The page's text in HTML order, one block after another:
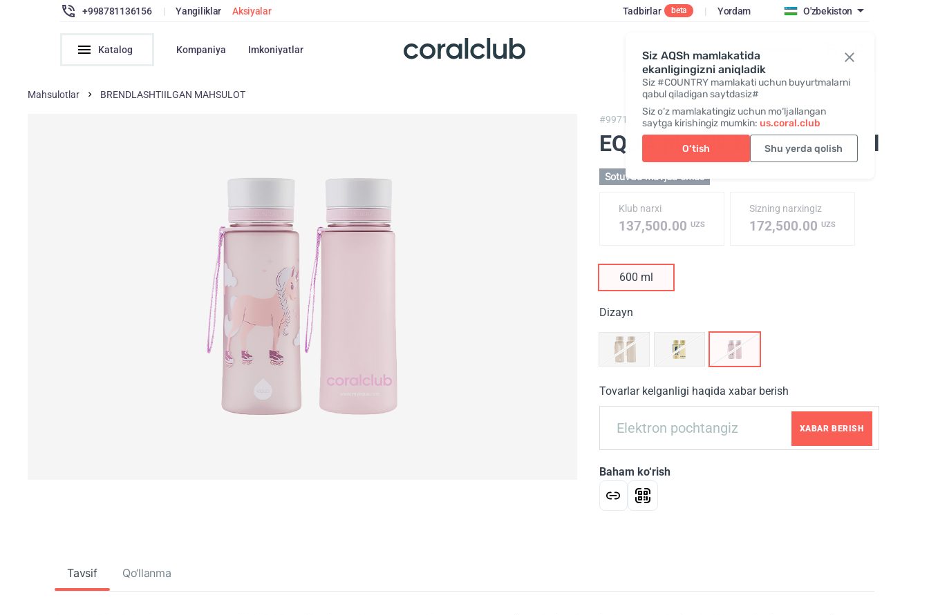
Siz AQSh mamlakatida
ekanligingizni aniqladik
Siz #COUNTRY mamlakati uchun buyurtmalarni
qabul qiladigan saytdasiz#
Siz o‘z mamlakatingiz uchun mo‘ljallangan
saytga kirishingiz mumkin: us.coral.club
O‘tish Shu yerda qolish
+998781136156 | Yangiliklar Aksiyalar Tadbirlar beta | Yordam O'zbekiston
Katalog Kompaniya Imkoniyatlar Kirish / Qo‘shilish
Mahsulotlar BRENDLASHTIILGAN MAHSULOT
#99718, EQUA 600 plastic bottle
EQUA plastik butilka, 600 ml
Sotuvda mavjud emas
Klub narxi
137,500.00 UZS
Sizning narxingiz
172,500.00 UZS
600 ml
Dizayn
Tovarlar kelganligi haqida xabar berish
XABAR BERISH
Baham ko‘rish
Tavsif Qo‘llanma